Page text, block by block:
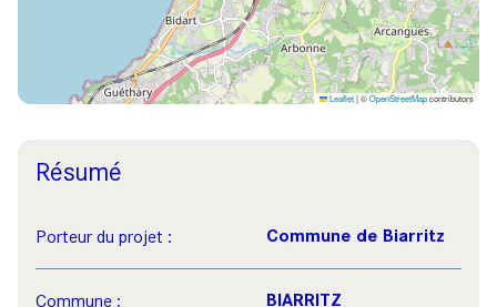
Leaflet|©OpenStreetMapcontributors
Résumé
Porteur du projet : Commune de Biarritz
Commune : BIARRITZ